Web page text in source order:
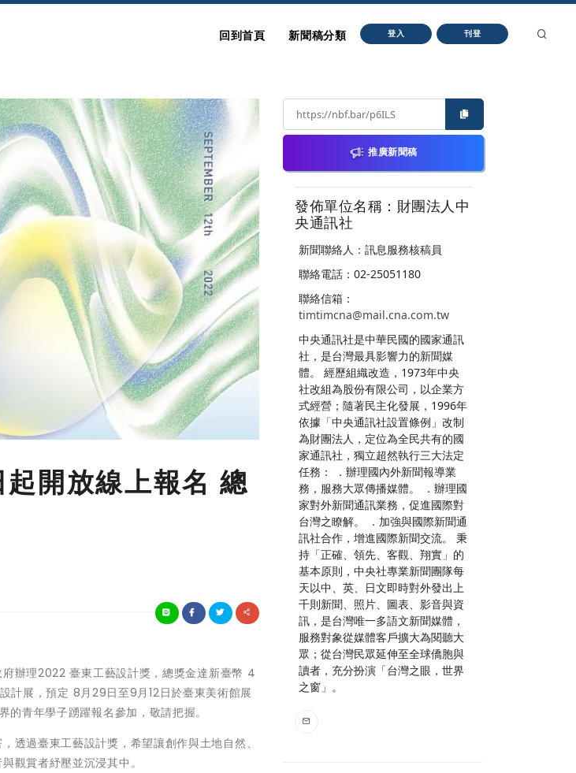
回到首頁 新聞稿分類 登入 刊登
開放線上報名 總
辦理2022 臺東工藝設計獎，總獎金達新臺幣 4
計展，預定 8月29日至9月12日於臺東美術館展
青年學子踴躍報名參加，敬請把握。
透過臺東工藝設計獎，希望讓創作與土地自然、
觀賞者紓壓並沉浸其中。
推廣新聞稿
發佈單位名稱：財團法人中
央通訊社
新聞聯絡人：訊息服務核稿員
聯絡電話：02-25051180
聯絡信箱：
timtimcna@mail.cna.com.tw
中央通訊社是中華民國的國家通訊
社，是台灣最具影響力的新聞媒
體。 經歷組織改造，1973年中央
社改組為股份有限公司，以企業方
式經營；隨著民主化發展，1996年
依據「中央通訊社設置條例」改制
為財團法人，定位為全民共有的國
家通訊社，獨立超然執行三大法定
任務： ．辦理國內外新聞報導業
務，服務大眾傳播媒體。 ．辦理國
家對外新聞通訊業務，促進國際對
台灣之瞭解。 ．加強與國際新聞通
訊社合作，增進國際新聞交流。 秉
持「正確、領先、客觀、翔實」的
基本原則，中央社專業新聞團隊每
天以中、英、日文即時對外發出上
千則新聞、照片、圖表、影音與資
訊，是台灣唯一多語文新聞媒體，
服務對象從媒體客戶擴大為閱聽大
眾；從台灣民眾延伸至全球僑胞與
讀者，充分扮演「台灣之眼，世界
之窗」。